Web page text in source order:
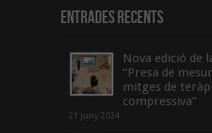
Entrades recents
Nova edició de
“Presa de
mitges de
compressiva”
21 juny 2024